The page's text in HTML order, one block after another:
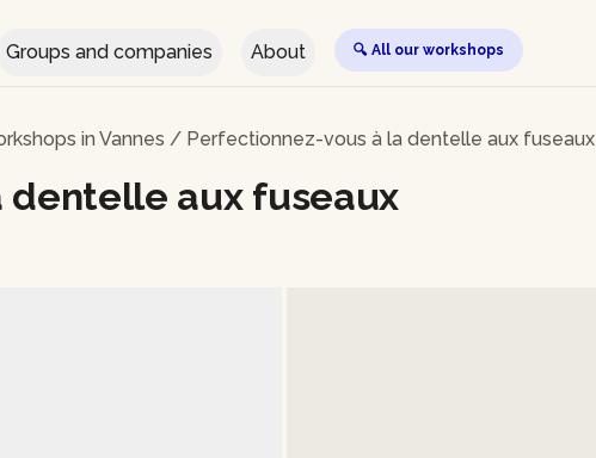
Groups and companies About 🔍 All our workshops
in Vannes / Perfectionnez-vous à la dentelle aux fuseaux
dentelle aux fuseaux